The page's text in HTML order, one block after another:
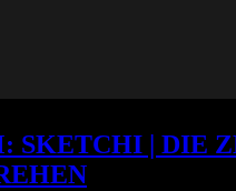
SKETCHI | DIE